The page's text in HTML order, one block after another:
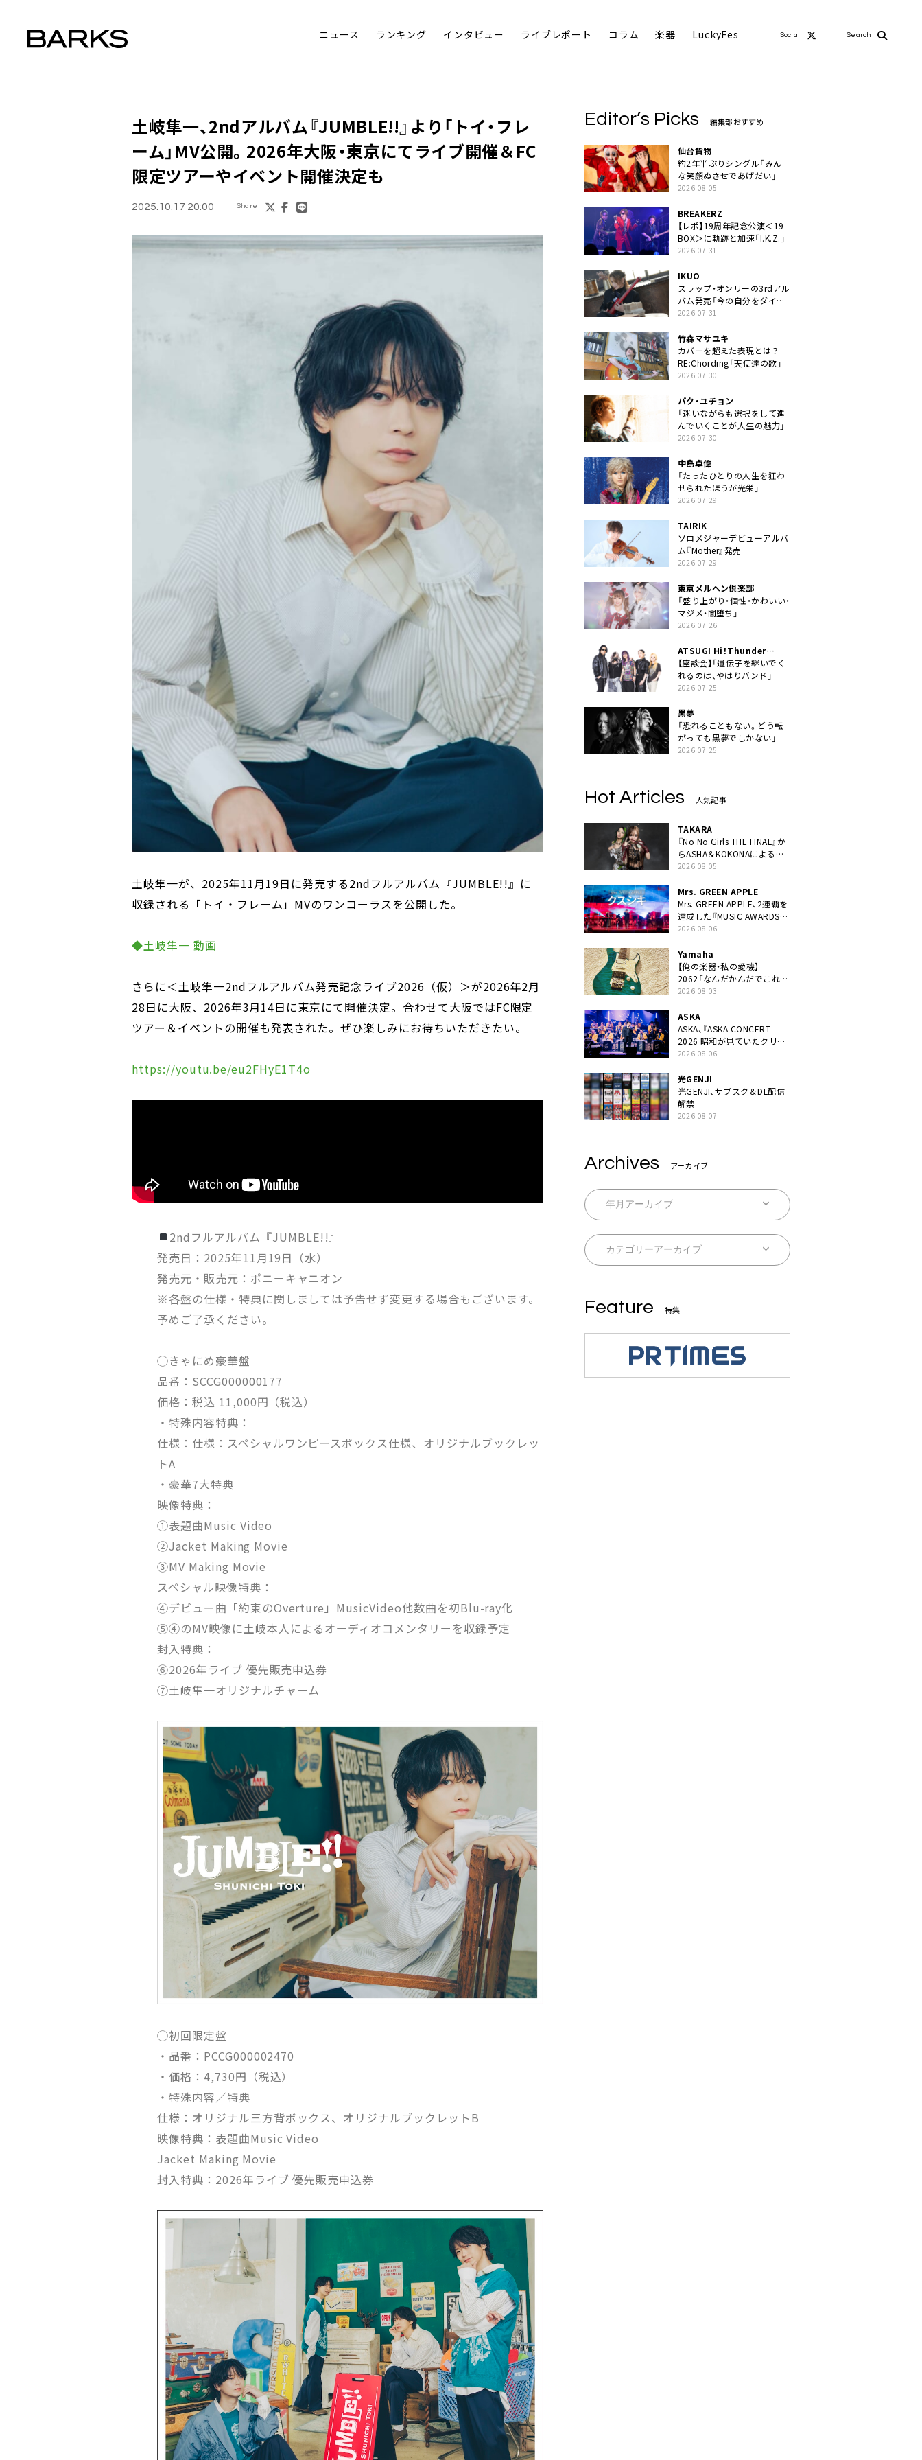
ニュース ランキング インタビュー ライブレポート コラム 楽器 LuckyFes Social Search
土岐隼一、2ndアルバム『JUMBLE!!』より「トイ・フレ
ーム」MV公開。2026年大阪・東京にてライブ開催＆FC
限定ツアーやイベント開催決定も
2025.10.17 20:00 Share
土岐隼一が、2025年11月19日に発売する2ndフルアルバム『JUMBLE!!』に
収録される「トイ・フレーム」MVのワンコーラスを公開した。
◆土岐隼一 動画
さらに＜土岐隼一2ndフルアルバム発売記念ライブ2026（仮）＞が2026年2月
28日に大阪、2026年3月14日に東京にて開催決定。合わせて大阪ではFC限定
ツアー＆イベントの開催も発表された。ぜひ楽しみにお待ちいただきたい。
https://youtu.be/eu2FHyE1T4o
2ndフルアルバム『JUMBLE!!』
発売日：2025年11月19日（水）
発売元・販売元：ポニーキャニオン
※各盤の仕様・特典に関しましては予告せず変更する場合もございます。
予めご了承ください。
◯きゃにめ豪華盤
品番：SCCG000000177
価格：税込 11,000円（税込）
・特殊内容特典：
仕様：仕様：スペシャルワンピースボックス仕様、オリジナルブックレッ
トA
・豪華7大特典
映像特典：
①表題曲Music Video
②Jacket Making Movie
③MV Making Movie
スペシャル映像特典：
④デビュー曲「約束のOverture」MusicVideo他数曲を初Blu-ray化
⑤④のMV映像に土岐本人によるオーディオコメンタリーを収録予定
封入特典：
⑥2026年ライブ 優先販売申込券
⑦土岐隼一オリジナルチャーム
◯初回限定盤
・品番：PCCG000002470
・価格：4,730円（税込）
・特殊内容／特典
仕様：オリジナル三方背ボックス、オリジナルブックレットB
映像特典：表題曲Music Video
Jacket Making Movie
封入特典：2026年ライブ 優先販売申込券
Editor’s Picks 編集部おすすめ
仙台貨物
約2年半ぶりシングル「みん
な笑顔ぬさせであげだい」
2026.08.05
BREAKERZ
【レポ】19周年記念公演＜19
BOX＞に軌跡と加速「I.K.Z.」
2026.07.31
IKUO
スラップ・オンリーの3rdアル
バム発売「今の自分をダイレ
クトに」
2026.07.31
竹森マサユキ
カバーを超えた表現とは？
RE:Chording「天使達の歌」
2026.07.30
パク・ユチョン
「迷いながらも選択をして進
んでいくことが人生の魅力」
2026.07.30
中島卓偉
「たったひとりの人生を狂わ
せられたほうが光栄」
2026.07.29
TAIRIK
ソロメジャーデビューアルバ
ム『Mother』発売
2026.07.29
東京メルヘン倶楽部
「盛り上がり・個性・かわいい・
マジメ・闇堕ち」
2026.07.26
ATSUGI Hi！Thunder
Rock Festival
【座談会】「遺伝子を継いでく
れるのは、やはりバンド」
2026.07.25
黒夢
「恐れることもない。どう転
がっても黒夢でしかない」
2026.07.25
Hot Articles 人気記事
TAKARA
『No No Girls THE FINAL』か
らASHA＆KOKONAによるユ
ニット・TAKARAがデビュー
2026.08.05
Mrs. GREEN APPLE
Mrs. GREEN APPLE、2連覇を
達成した『MUSIC AWARDS
JAPAN 2026』での「クスシ
YouTube公開
2026.08.06
Yamaha
【俺の楽器・私の愛機】
2062「なんだかんだでこれが
1番」
2026.08.03
ASKA
ASKA、『ASKA CONCERT
2026 昭和が見ていたクリス
マス!? 』発売＆上映決定
2026.08.06
光GENJI
光GENJI、サブスク＆DL配信
解禁
2026.08.07
Archives アーカイブ
Feature 特集